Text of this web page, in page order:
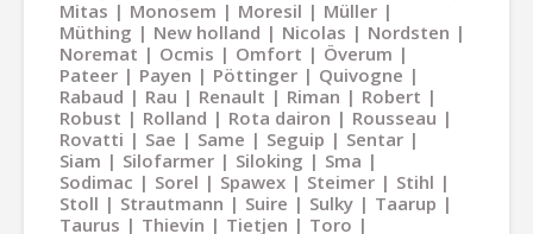
Mitas
Monosem Moresil
Müller
Müthing
New holland Nicolas
Nordsten
Noremat
Ocmis Omfort
Överum
Pateer
Payen Pöttinger
Quivogne
Rabaud
Rau Renault Riman
Robert
Robust
Rolland Rota dairon
Rousseau
Rovatti
Sae Same Seguip
Sentar
Siam
Silofarmer Siloking
Sma
Sodimac
Sorel Spawex Steimer
Stihl
Stoll
Strautmann Suire Sulky
Taarup
Taurus
Thievin Tietjen
Toro